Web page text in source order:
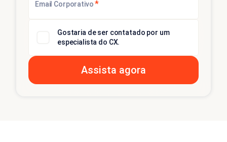
Email Corporativo*
Gostaria de ser contatado por um
especialista do CX.